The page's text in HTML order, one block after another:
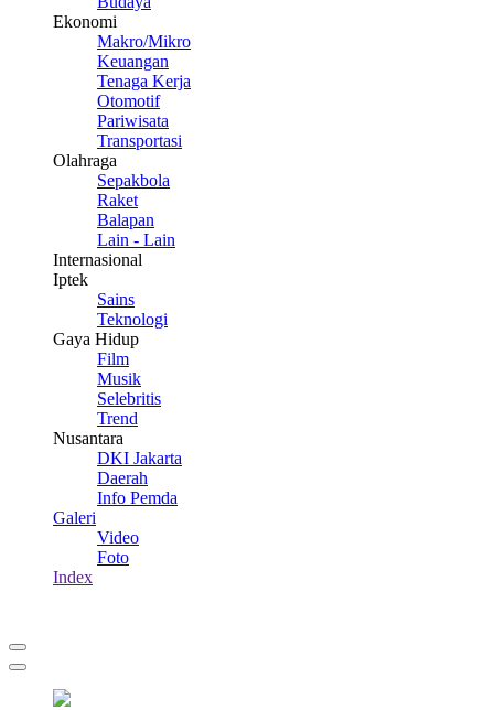
Ekonomi
Makro/Mikro
Keuangan
Tenaga Kerja
Otomotif
Pariwisata
Transportasi
Olahraga
Sepakbola
Raket
Balapan
Lain - Lain
Internasional
Iptek
Sains
Teknologi
Gaya Hidup
Film
Musik
Selebritis
Trend
Nusantara
DKI Jakarta
Daerah
Info Pemda
Galeri
Video
Foto
Index